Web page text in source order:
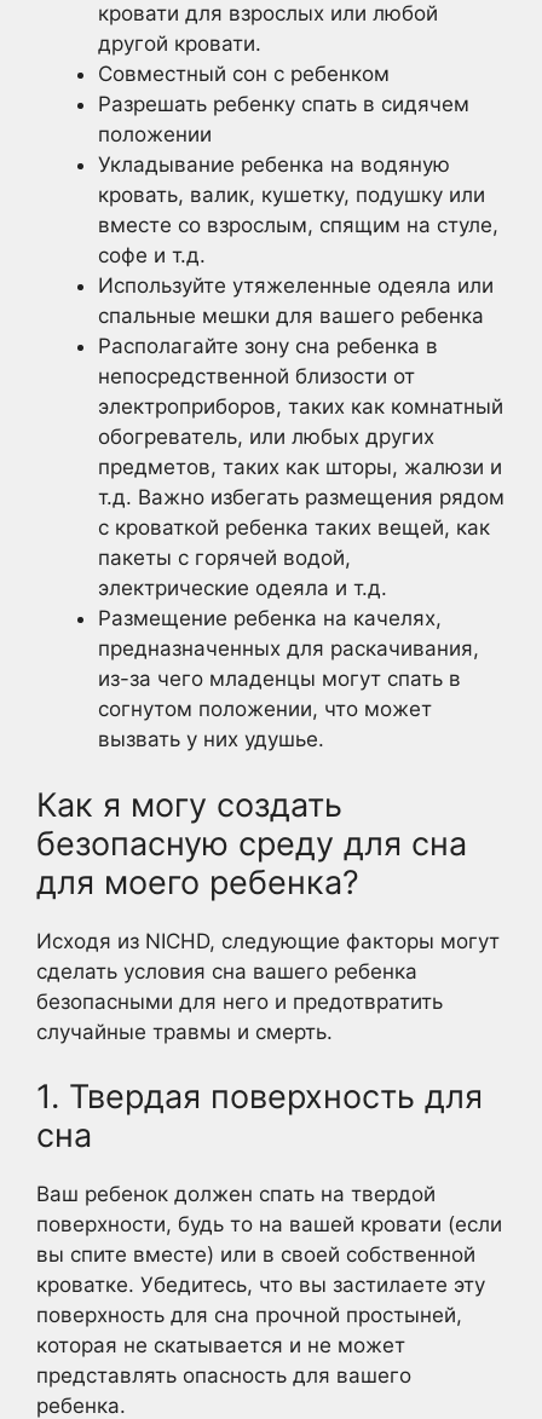
кровати для взрослых или любой
другой кровати.
Совместный сон с ребенком
Разрешать ребенку спать в сидячем
положении
Укладывание ребенка на водяную
кровать, валик, кушетку, подушку или
вместе со взрослым, спящим на стуле,
софе и т.д.
Используйте утяжеленные одеяла или
спальные мешки для вашего ребенка
Располагайте зону сна ребенка в
непосредственной близости от
электроприборов, таких как комнатный
обогреватель, или любых других
предметов, таких как шторы, жалюзи и
т.д. Важно избегать размещения рядом
с кроваткой ребенка таких вещей, как
пакеты с горячей водой,
электрические одеяла и т.д.
Размещение ребенка на качелях,
предназначенных для раскачивания,
из-за чего младенцы могут спать в
согнутом положении, что может
вызвать у них удушье.
Как я могу создать
безопасную среду для сна
для моего ребенка?
Исходя из NICHD, следующие факторы могут
сделать условия сна вашего ребенка
безопасными для него и предотвратить
случайные травмы и смерть.
1. Твердая поверхность для
сна
Ваш ребенок должен спать на твердой
поверхности, будь то на вашей кровати (если
вы спите вместе) или в своей собственной
кроватке. Убедитесь, что вы застилаете эту
поверхность для сна прочной простыней,
которая не скатывается и не может
представлять опасность для вашего
ребенка.